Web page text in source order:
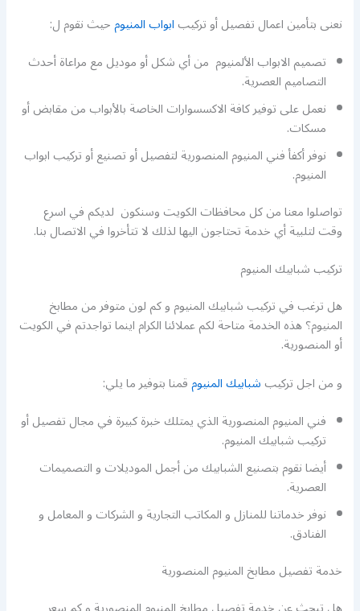
نعنى بتأمين اعمال تفصيل أو تركيبابواب المنيومحيث نقوم ل:
تصميم الابواب الألمنيوم من أي شكل أو موديل مع مراعاة أحدث
التصاميم العصرية.
نعمل على توفير كافة الاكسسوارات الخاصة بالأبواب من مقابض أو
مسكات.
نوفر أكفأ فني المنيوم المنصورية لتفصيل أو تصنيع أو تركيب ابواب
المنيوم.
تواصلوا معنا من كل محافظات الكويت وسنكون لديكم في اسرع
وقت لتلبية أي خدمة تحتاجون اليها لذلك لا تتأخروا في الاتصال بنا.
تركيب شبابيك المنيوم
هل ترغب في تركيب شبابيك المنيوم و كم لون متوفر من مطابخ
المنيوم؟ هذه الخدمة متاحة لكم عملائنا الكرام اينما تواجدتم في الكويت
أو المنصورية.
و من اجل تركيبشبابيك المنيومقمنا بتوفير ما يلي:
فني المنيوم المنصورية الذي يمتلك خبرة كبيرة في مجال تفصيل أو
تركيب شبابيك المنيوم.
أيضا نقوم بتصنيع الشبابيك من أجمل الموديلات و التصميمات
العصرية.
نوفر خدماتنا للمنازل و المكاتب التجارية و الشركات و المعامل و
الفنادق.
خدمة تفصيل مطابخ المنيوم المنصورية